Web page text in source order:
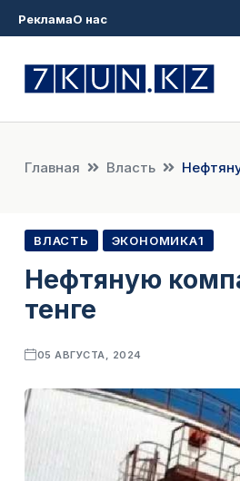
РекламаО нас
Главная Власть
ВЛАСТЬ ЭКОНОМИКА1
Нефтяную
тенге
05 АВГУСТА, 2024